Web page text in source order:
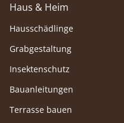
Haus & Heim
Hausschädlinge
Grabgestaltung
Insektenschutz
Bauanleitungen
Terrasse bauen